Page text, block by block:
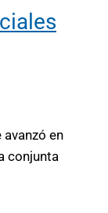
en
conjunta